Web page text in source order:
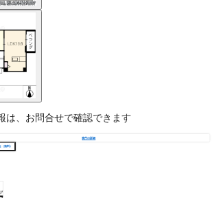
は、お問合せで確認できます
物件の詳細
（無料）